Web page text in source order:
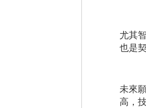
尤其
也是契
未來
高，